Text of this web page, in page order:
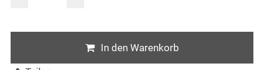
In den Warenkorb